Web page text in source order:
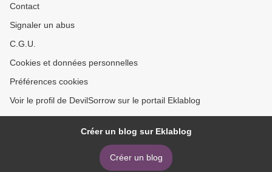
Contact
Signaler un abus
C.G.U.
Cookies et données personnelles
Préférences cookies
Voir le profil de DevilSorrow sur le portail Eklablog
Créer un blog sur Eklablog
Créer un blog